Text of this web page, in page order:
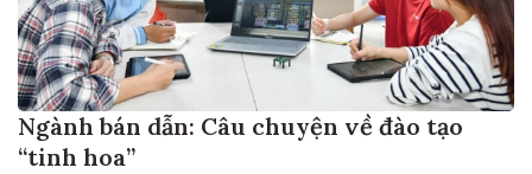
Ngành bán dẫn: Câu chuyện về đào tạo
“tinh hoa”